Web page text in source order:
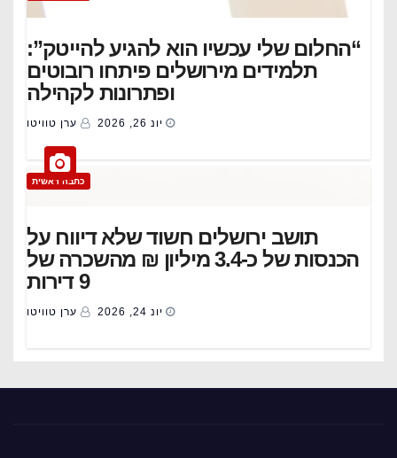
“החלום שלי עכשיו הוא להגיע להייטק”:
תלמידים מירושלים פיתחו רובוטים
ופתרונות לקהילה
יונ 26, 2026 ערן טוויטו
כתבה ראשית
תושב ירושלים חשוד שלא דיווח על
הכנסות של כ-3.4 מיליון ₪ מהשכרה של
9 דירות
יונ 24, 2026 ערן טוויטו